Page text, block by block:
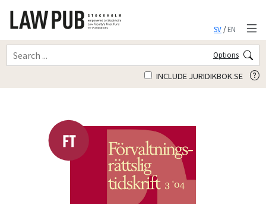
SV/EN
Options
INCLUDE JURIDIKBOK.SE